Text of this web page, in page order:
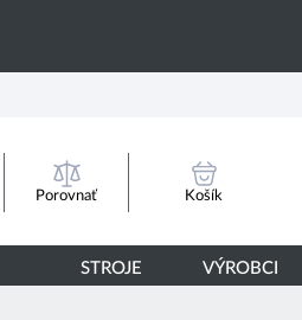
Porovnať Košík
STROJE VÝROBCI